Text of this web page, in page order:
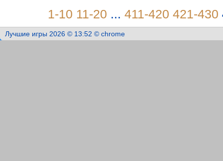
1-10 11-20 ... 411-420 421-430
Лучшие игры 2026 © 13:52 © chrome